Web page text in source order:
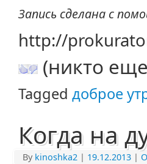
Запись сделана с
http://
(никто
Tagged доброе
Когда на
By kinoshka2 | 19.12.2013 |